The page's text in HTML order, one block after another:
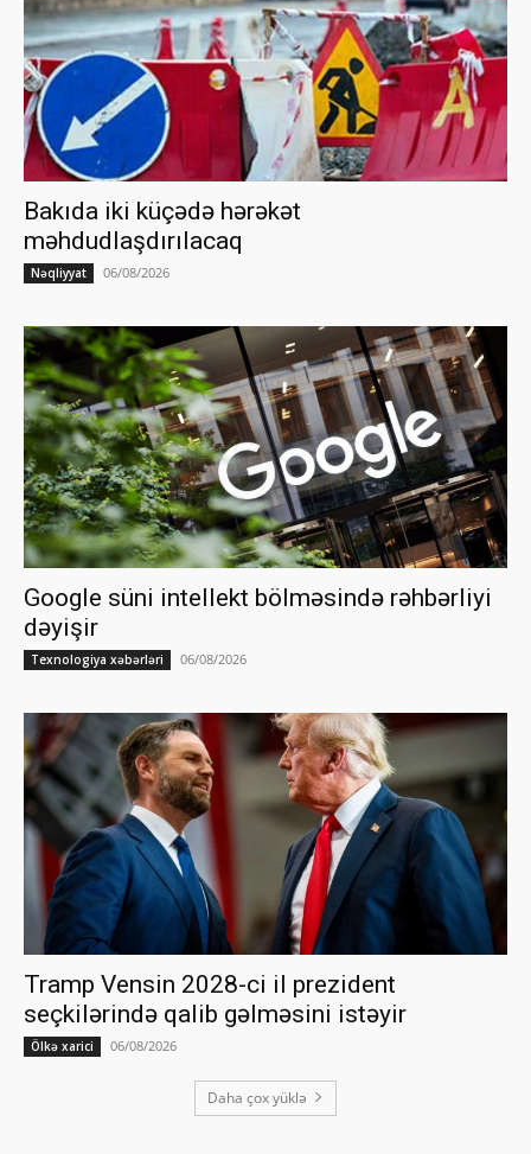
Bakıda iki küçədə hərəkət
məhdudlaşdırılacaq
Nəqliyyat 06/08/2026
Google süni intellekt bölməsində rəhbərliyi
dəyişir
Texnologiya xəbərləri 06/08/2026
Tramp Vensin 2028-ci il prezident
seçkilərində qalib gəlməsini istəyir
Ölkə xarici 06/08/2026
Daha çox yüklə